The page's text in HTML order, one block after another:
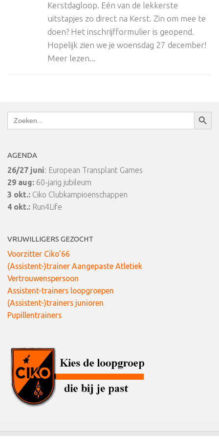
Kerstdagloop. Eén van de lekkerste
uitstapjes zo direct na Kerst. Zin om mee te
doen? Het inschrijfformulier is geopend.
Hopelijk zien we je woensdag 27 december!
Meer lezen...
Zoek
naar:
AGENDA
26/27 juni: European Transplant Games
29 aug: 60-jarig jubileum
3 okt.: Ciko Clubkampioenschappen
4 okt.: Run4Life
VRIJWILLIGERS GEZOCHT
Voorzitter Ciko’66
(Assistent-)trainer Aangepaste Atletiek
Vertrouwenspersoon
Assistent-trainers loopgroepen
(Assistent-)trainers junioren
Pupillentrainers